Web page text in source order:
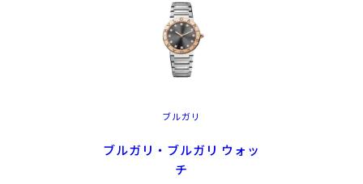
ブルガリ
ブルガリ・ブルガリ ウォッ
チ